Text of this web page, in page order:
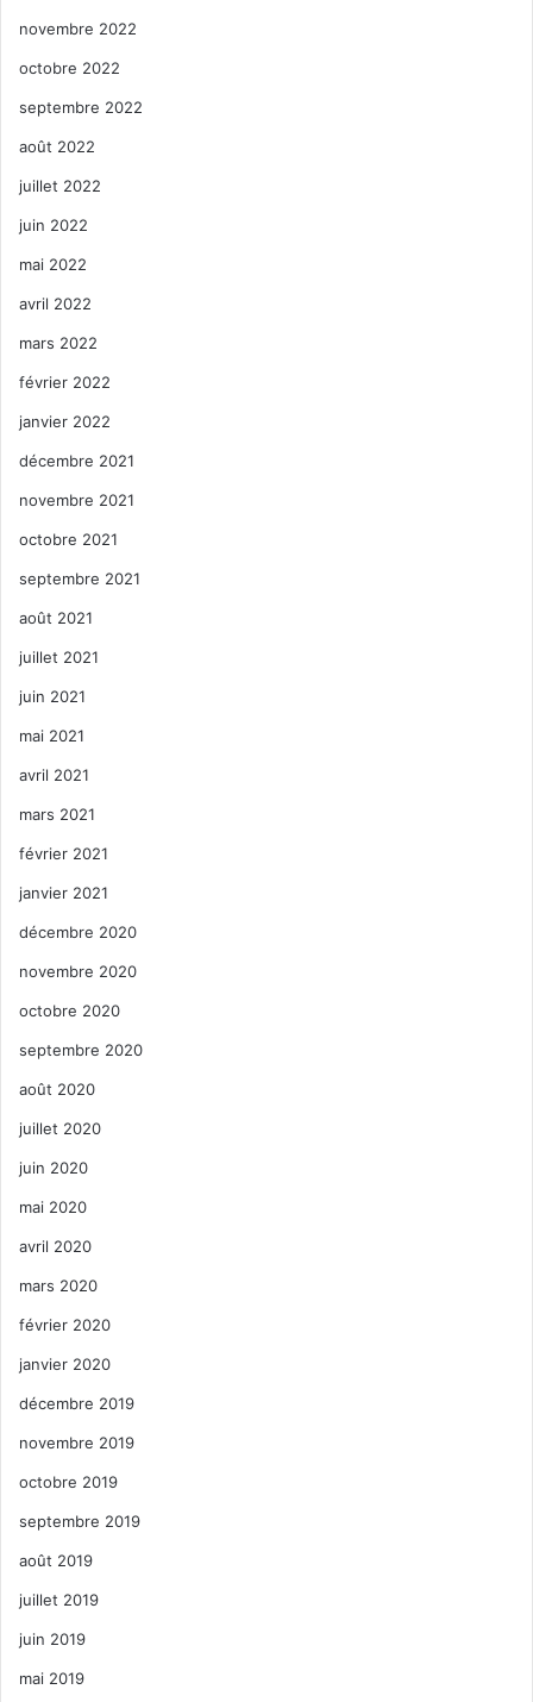
novembre 2022
octobre 2022
septembre 2022
août 2022
juillet 2022
juin 2022
mai 2022
avril 2022
mars 2022
février 2022
janvier 2022
décembre 2021
novembre 2021
octobre 2021
septembre 2021
août 2021
juillet 2021
juin 2021
mai 2021
avril 2021
mars 2021
février 2021
janvier 2021
décembre 2020
novembre 2020
octobre 2020
septembre 2020
août 2020
juillet 2020
juin 2020
mai 2020
avril 2020
mars 2020
février 2020
janvier 2020
décembre 2019
novembre 2019
octobre 2019
septembre 2019
août 2019
juillet 2019
juin 2019
mai 2019